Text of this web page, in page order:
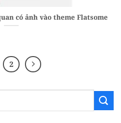
có ảnh vào theme Flatsome
2